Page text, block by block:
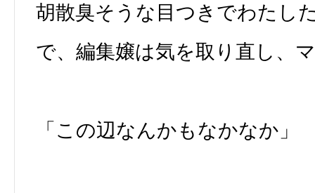
胡散臭そうな目つきでわたし
で、編集嬢は気を取り直し、
「この辺なんかもなかなか」